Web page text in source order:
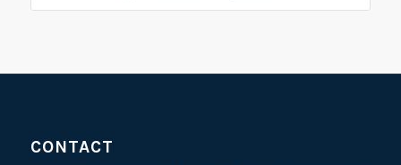
CONTACT